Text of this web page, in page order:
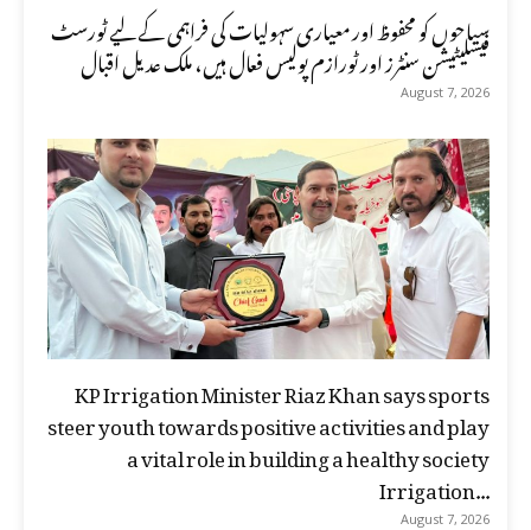
سیاحوں کو محفوظ اور معیاری سہولیات کی فراہمی کے لیے ٹورسٹ
فیسلیٹیشن سنٹرز اور ٹورازم پولیس فعال ہیں، ملک عدیل اقبال
August 7, 2026
KP Irrigation Minister Riaz Khan says sports
steer youth towards positive activities and play
a vital role in building a healthy society
Irrigation...
August 7, 2026